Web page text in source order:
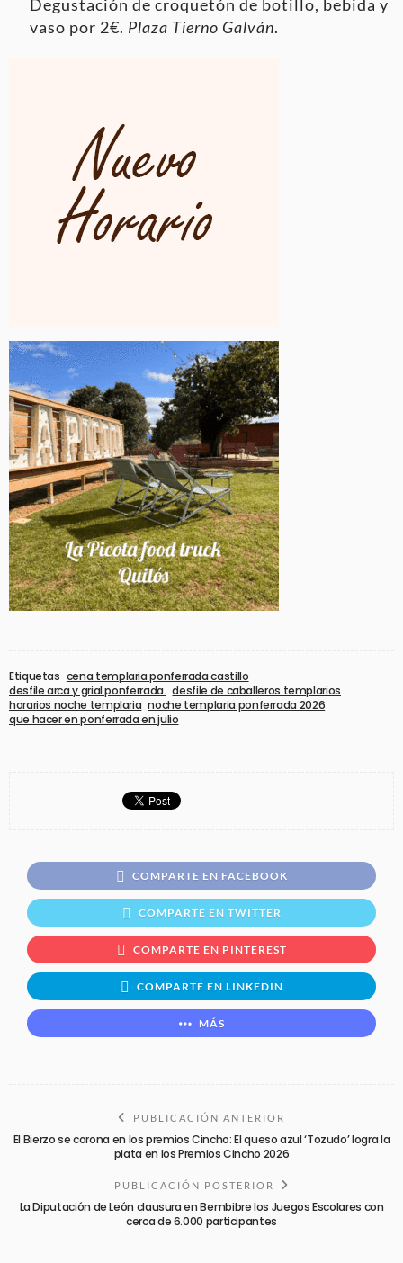
Degustación de croquetón de botillo, bebida y
vaso por 2€. Plaza Tierno Galván.
Etiquetas cena templaria ponferrada castillo
desfile arca y grial ponferrada. desfile de caballeros templarios
horarios noche templaria noche templaria ponferrada 2026
que hacer en ponferrada en julio
COMPARTE EN FACEBOOK
COMPARTE EN TWITTER
COMPARTE EN PINTEREST
COMPARTE EN LINKEDIN
MÁS
PUBLICACIÓN ANTERIOR
El Bierzo se corona en los premios Cincho: El queso azul ‘Tozudo’ logra la
plata en los Premios Cincho 2026
PUBLICACIÓN POSTERIOR
La Diputación de León clausura en Bembibre los Juegos Escolares con
cerca de 6.000 participantes